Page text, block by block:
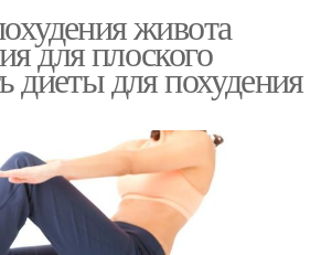
живота
для плоского
диеты для похудения